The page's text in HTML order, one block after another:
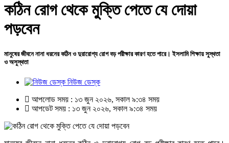
কঠিন রোগ থেকে মুক্তি পেতে যে দোয়া
পড়বেন
মানুষের জীবনে নানা ধরনের কঠিন ও দুরারোগ্য রোগ বড় পরীক্ষার কারণ হতে পারে। ইসলামি শিক্ষায় সুস্থতা
ও অসুস্থতা
নিউজ ডেস্ক
আপলোড সময় : ১৩ জুন ২০২৬, সকাল ৯:৩৪ সময়
আপডেট সময় : ১৩ জুন ২০২৬, সকাল ৯:৩৪ সময়